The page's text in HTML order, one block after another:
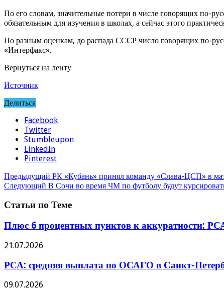
По его словам, значительные потери в числе говорящих по-
обязательным для изучения в школах, а сейчас этого
По разным оценкам, до распада СССР число говорящих по-
«Интерфакс».
Вернуться на ленту
Источник
Делиться
Facebook
Twitter
Stumbleupon
LinkedIn
Pinterest
Предыдущий РК «Кубань» принял команду «Слава-ЦСП» в
Следующий В Сочи во время ЧМ по футболу будут
Статьи по Теме
Плюс 6 процентных пунктов к аккуратности:
21.07.2026
РСА: средняя выплата по ОСАГО в Санкт-
09.07.2026